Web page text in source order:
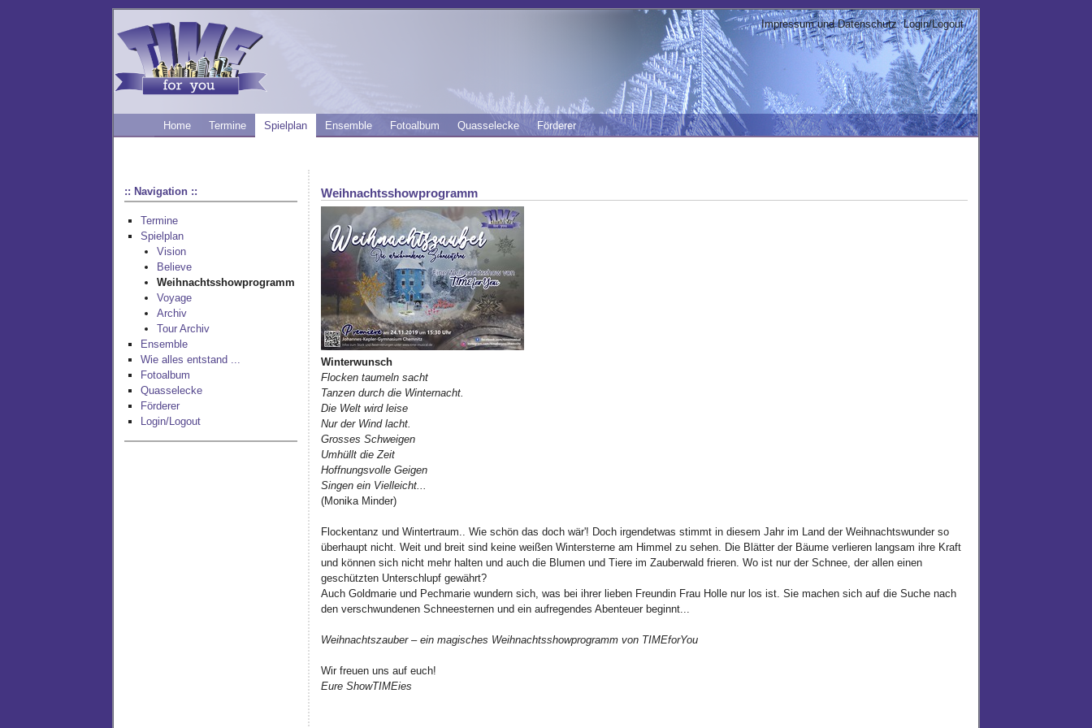
Impressum und Datenschutz Login/Logout
Home Termine Spielplan Ensemble Fotoalbum Quasselecke Förderer
:: Navigation ::
Termine
Spielplan
Vision
Believe
Weihnachtsshowprogramm
Voyage
Archiv
Tour Archiv
Ensemble
Wie alles entstand ...
Fotoalbum
Quasselecke
Förderer
Login/Logout
Weihnachtsshowprogramm
Winterwunsch
Flocken taumeln sacht
Tanzen durch die Winternacht.
Die Welt wird leise
Nur der Wind lacht.
Grosses Schweigen
Umhüllt die Zeit
Hoffnungsvolle Geigen
Singen ein Vielleicht...
(Monika Minder)
Flockentanz und Wintertraum.. Wie schön das doch wär'! Doch irgendetwas stimmt in diesem Jahr im Land der Weihnachtswunder so
überhaupt nicht. Weit und breit sind keine weißen Wintersterne am Himmel zu sehen. Die Blätter der Bäume verlieren langsam ihre Kraft
und können sich nicht mehr halten und auch die Blumen und Tiere im Zauberwald frieren. Wo ist nur der Schnee, der allen einen
geschützten Unterschlupf gewährt?
Auch Goldmarie und Pechmarie wundern sich, was bei ihrer lieben Freundin Frau Holle nur los ist. Sie machen sich auf die Suche nach
den verschwundenen Schneesternen und ein aufregendes Abenteuer beginnt...
Weihnachtszauber – ein magisches Weihnachtsshowprogramm von TIMEforYou
Wir freuen uns auf euch!
Eure ShowTIMEies